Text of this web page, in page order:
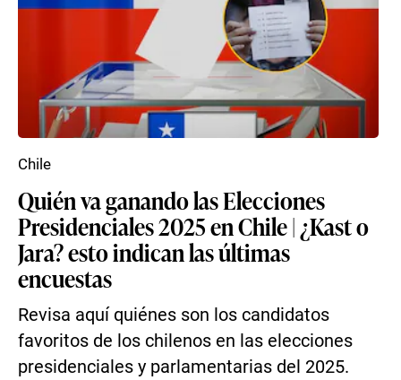
Quién va ganando las Elecciones
Presidenciales 2025 en Chile | ¿Kast o
Jara? esto indican las últimas
encuestas
Revisa aquí quiénes son los candidatos
favoritos de los chilenos en las elecciones
presidenciales y parlamentarias del 2025.
Chile